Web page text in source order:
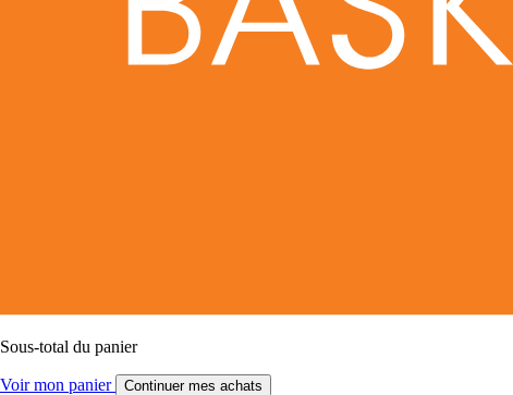
Sous-total du panier
Voir mon panier Continuer mes achats